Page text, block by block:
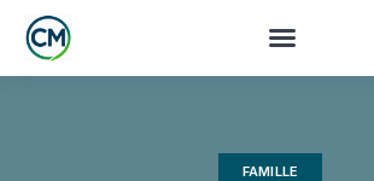
FAMILLE